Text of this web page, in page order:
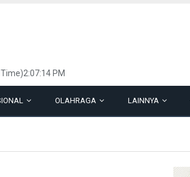
PM
OLAHRAGA LAINNYA